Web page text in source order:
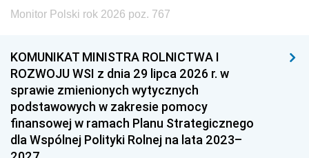
Monitor Polski rok 2026 poz. 767
KOMUNIKAT MINISTRA ROLNICTWA I
ROZWOJU WSI z dnia 29 lipca 2026 r. w
sprawie zmienionych wytycznych
podstawowych w zakresie pomocy
finansowej w ramach Planu Strategicznego
dla Wspólnej Polityki Rolnej na lata 2023–